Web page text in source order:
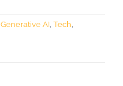
Generative AI, Tech,